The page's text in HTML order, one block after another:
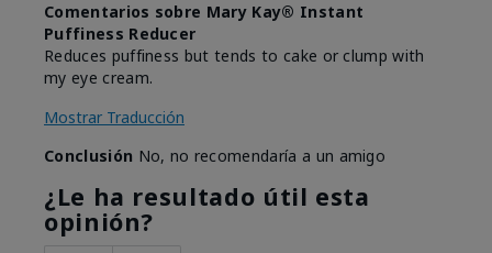
Comentarios sobre Mary Kay® Instant
Puffiness Reducer
Reduces puffiness but tends to cake or clump with
my eye cream.
Mostrar Traducción
Conclusión No, no recomendaría a un amigo
¿Le ha resultado útil esta
opinión?